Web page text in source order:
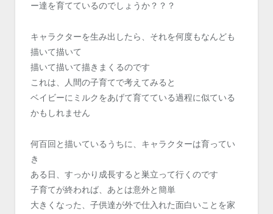
ー達を育てているのでしょうか？？？
キャラクターを生み出したら、それを何度もなんども
描いて描いて
描いて描いて描きまくるのです
これは、人間の子育てで考えてみると
ベイビーにミルクをあげて育てている過程に似ている
かもしれません
何百回と描いているうちに、キャラクターは育ってい
き
ある日、すっかり成長すると巣立って行くのです
子育てが終われば、あとは意外と簡単
大きくなった、子供達が外で仕入れた面白いことを家